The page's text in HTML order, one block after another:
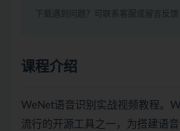
下载遇到问题？可联系客服或留言反馈
课程介绍
WeNet语音识别实战视频教程。
流行的开源工具之一，为搭建语